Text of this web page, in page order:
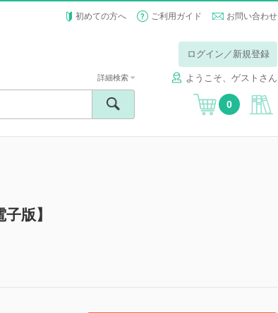
初めての方へ ご利用ガイド お問い合わせ
ログイン／新規登録
ようこそ、ゲストさん
詳細検索
0
版】